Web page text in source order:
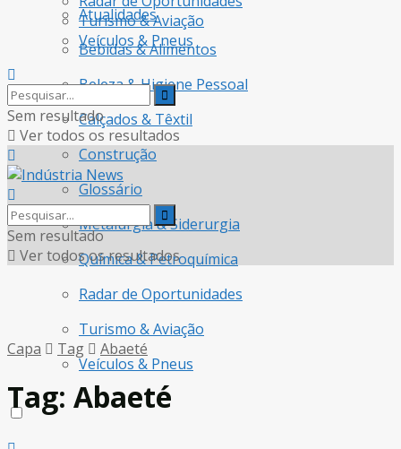
Atualidades
Bebidas & Alimentos
Beleza & Higiene Pessoal
Calçados & Têxtil
Construção
Glossário
Metalurgia & Siderurgia
Química & Petroquímica
Radar de Oportunidades
Turismo & Aviação
Veículos & Pneus
Turismo & Aviação
Veículos & Pneus
Sem resultado
Ver todos os resultados
Sem resultado
Ver todos os resultados
Capa Tag Abaeté
Tag: Abaeté